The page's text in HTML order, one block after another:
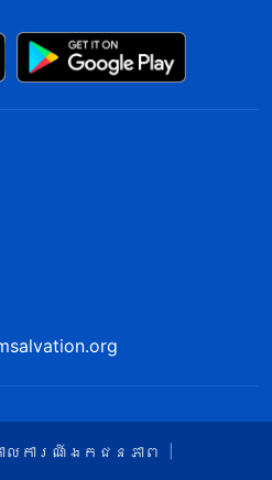
លការណ៍ឯកជនភាព